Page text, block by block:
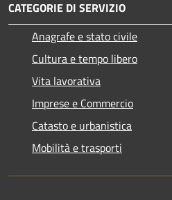
CATEGORIE DI SERVIZIO
Anagrafe e stato civile
Cultura e tempo libero
Vita lavorativa
Imprese e Commercio
Catasto e urbanistica
Mobilità e trasporti